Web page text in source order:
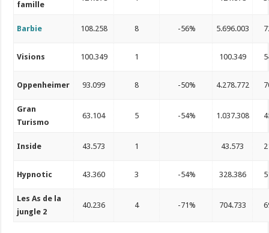
famille
Barbie 108.258 8 -56% 5.696.003
Visions 100.349 1 100.349
Oppenheimer 93.099 8 -50% 4.278.772
Gran
Turismo
63.104 5 -54% 1.037.308
Inside 43.573 1 43.573
Hypnotic 43.360 3 -54% 328.386
Les As de la
jungle 2
40.236 4 -71% 704.733